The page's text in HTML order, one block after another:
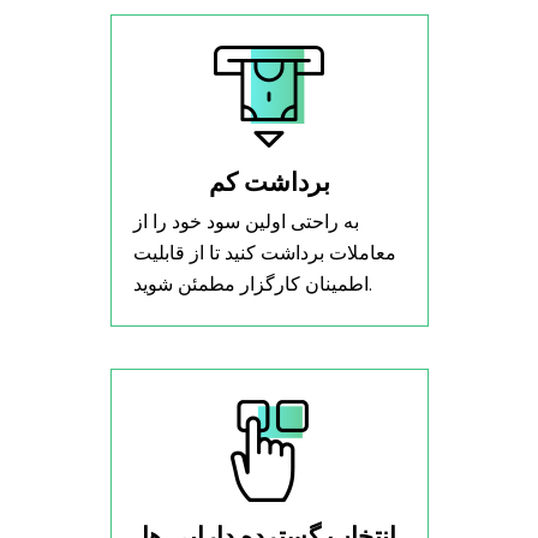
برداشت کم
به راحتی اولین سود خود را از
معاملات برداشت کنید تا از قابلیت
اطمینان کارگزار مطمئن شوید.